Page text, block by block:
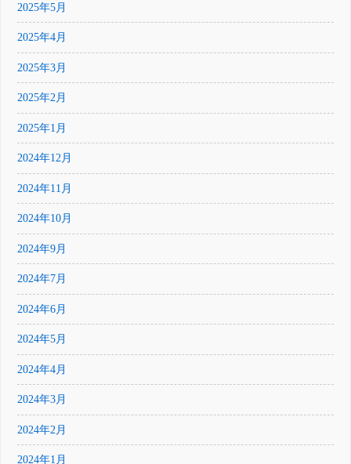
2025年5月
2025年4月
2025年3月
2025年2月
2025年1月
2024年12月
2024年11月
2024年10月
2024年9月
2024年7月
2024年6月
2024年5月
2024年4月
2024年3月
2024年2月
2024年1月